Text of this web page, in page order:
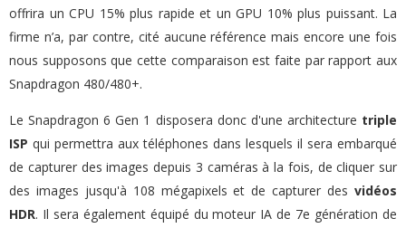
offrira un CPU 15% plus rapide et un GPU 10% plus puissant. La
firme n’a, par contre, cité aucune référence mais encore une fois
nous supposons que cette comparaison est faite par rapport aux
Snapdragon 480/480+.
Le Snapdragon 6 Gen 1 disposera donc d'une architecture triple
ISP qui permettra aux téléphones dans lesquels il sera embarqué
de capturer des images depuis 3 caméras à la fois, de cliquer sur
des images jusqu'à 108 mégapixels et de capturer des vidéos
HDR. Il sera également équipé du moteur IA de 7e génération de